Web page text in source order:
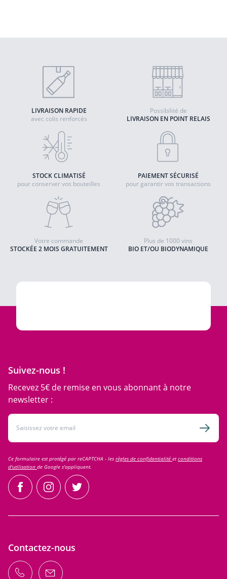
LIVRAISON RAPIDE
avec colis renforcés
LIVRAISON EN POINT RELAIS
Possibilité de
STOCK CLIMATISÉ
pour conserver vos bouteilles
PAIEMENT SÉCURISÉ
pour garantir vos transactions
STOCKÉE 2 MOIS GRATUITEMENT
Votre commande
BIO ET/OU BIODYNAMIQUE
Plus de 1000 vins
Suivez-nous !
Recevez 5€ de remise en vous abonnant à notre
newsletter :
Adresse email
Ce formulaire est protégé par reCAPTCHA - les règles de confidentialité etconditions
d'utilisation de Google s'appliquent.
facebookinstagramtwitter
Contactez-nous